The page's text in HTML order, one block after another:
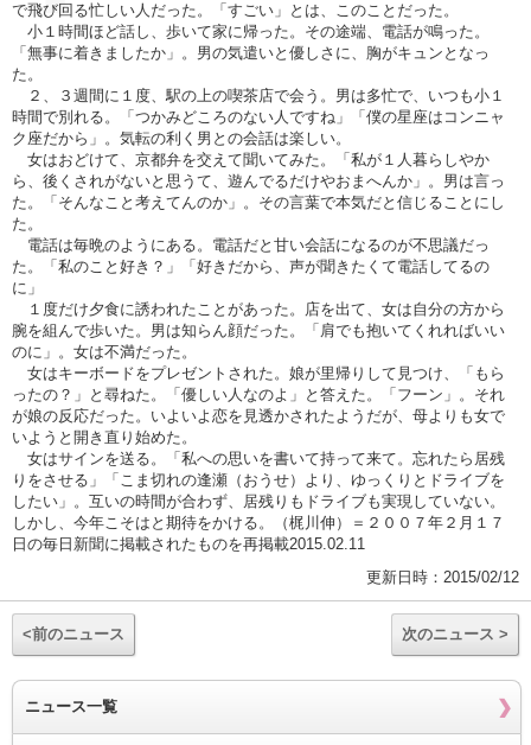
で飛び回る忙しい人だった。「すごい」とは、このことだった。
小１時間ほど話し、歩いて家に帰った。その途端、電話が鳴った。
「無事に着きましたか」。男の気遣いと優しさに、胸がキュンとなっ
た。
２、３週間に１度、駅の上の喫茶店で会う。男は多忙で、いつも小１
時間で別れる。「つかみどころのない人ですね」「僕の星座はコンニャ
ク座だから」。気転の利く男との会話は楽しい。
女はおどけて、京都弁を交えて聞いてみた。「私が１人暮らしやか
ら、後くされがないと思うて、遊んでるだけやおまへんか」。男は言っ
た。「そんなこと考えてんのか」。その言葉で本気だと信じることにし
た。
電話は毎晩のようにある。電話だと甘い会話になるのが不思議だっ
た。「私のこと好き？」「好きだから、声が聞きたくて電話してるの
に」
１度だけ夕食に誘われたことがあった。店を出て、女は自分の方から
腕を組んで歩いた。男は知らん顔だった。「肩でも抱いてくれればいい
のに」。女は不満だった。
女はキーボードをプレゼントされた。娘が里帰りして見つけ、「もら
ったの？」と尋ねた。「優しい人なのよ」と答えた。「フーン」。それ
が娘の反応だった。いよいよ恋を見透かされたようだが、母よりも女で
いようと開き直り始めた。
女はサインを送る。「私への思いを書いて持って来て。忘れたら居残
りをさせる」「こま切れの逢瀬（おうせ）より、ゆっくりとドライブを
したい」。互いの時間が合わず、居残りもドライブも実現していない。
しかし、今年こそはと期待をかける。（梶川伸）＝２００７年２月１７
日の毎日新聞に掲載されたものを再掲載2015.02.11
更新日時：2015/02/12
<前のニュース 次のニュース >
ニュース一覧